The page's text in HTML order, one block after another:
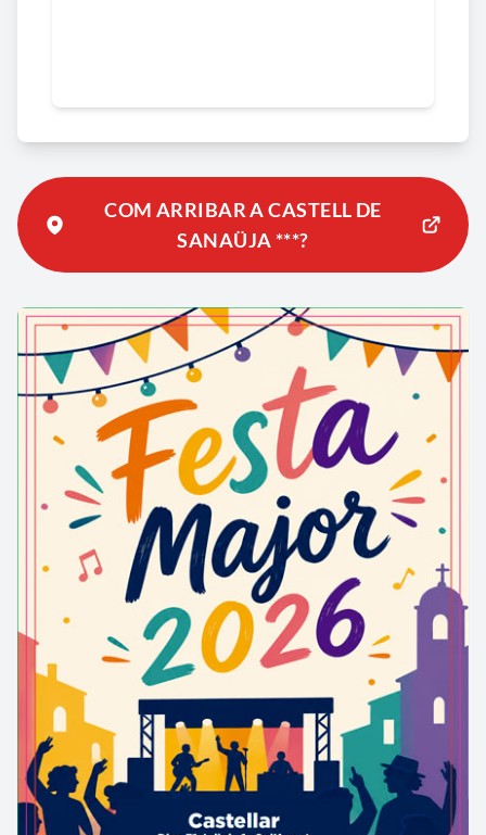
COM ARRIBAR A CASTELL DE
SANAÜJA ***?